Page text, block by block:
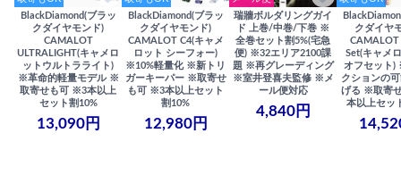
BlackDiamond(ブラッ
クダイヤモンド)
CAMALOT
ULTRALIGHT(キャメロ
ットウルトラライト)
※革命的軽量モデル ※
取寄せも可 ※3本以上
セット割10%
13,090円
BlackDiamond(ブラッ
クダイヤモンド)
CAMALOT C4(キャメ
ロット シーフォー)
※10%軽量化 ※新トリ
ガーキーパー ※取寄せ
も可 ※3本以上セット
割10%
12,980円
瑞牆ボルダリングガイ
ド 上巻/中巻/下巻 ※
全巻セット割5%(宅急
便) ※32エリア2100課
題 ※再グレーディング
※室井登喜夫監修 ※メ
ール便対応
4,840円
クダイヤ
Set(キャメ
オフセット)
クションの
げる ※取寄
本以上セッ